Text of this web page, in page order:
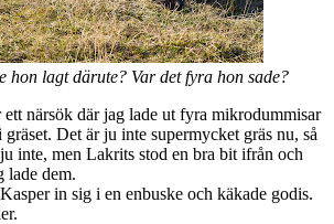
hon lagt därute? Var det fyra hon sade?
närsök där jag lade ut fyra mikrodummisar
Det är ju inte supermycket gräs nu, så
inte, men Lakrits stod en bra bit ifrån och
lade dem.
in sig i en enbuske och käkade godis.